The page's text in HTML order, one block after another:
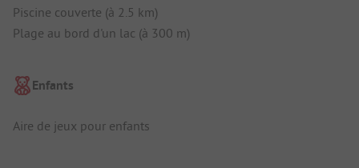
Piscine couverte (à 2.5 km)
Plage au bord d'un lac (à 300 m)
Enfants
Aire de jeux pour enfants